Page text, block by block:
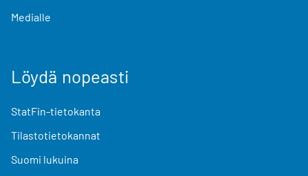
Medialle
Löydä nopeasti
StatFin-tietokanta
Tilastotietokannat
Suomi lukuina